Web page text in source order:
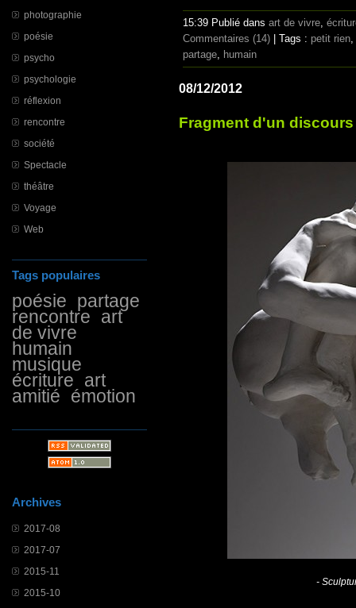
photographie
poésie
psycho
psychologie
réflexion
rencontre
société
Spectacle
théâtre
Voyage
Web
Tags populaires
poésie partage
rencontre art
de vivre
humain
musique
écriture art
amitié émotion
Archives
2017-08
2017-07
2015-11
2015-10
15:39 Publié dans art de vivre,
Commentaires (14) | Tags : petit rien,
partage, humain
08/12/2012
Fragment d'un
-